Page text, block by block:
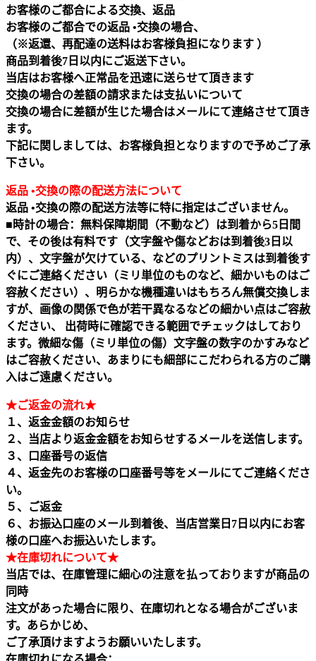
お客様のご都合による交換、返品
お客様のご都合での返品 •交換の場合、
（※返還、再配達の送料はお客様負担になります ）
商品到着後7日以内にご返送下さい。
当店はお客様へ正常品を迅速に送らせて頂きます
交換の場合の差額の請求または支払いについて
交換の場合に差額が生じた場合はメールにて連絡させて頂き
ます。
下記に関しましては、お客様負担となりますので予めご了承
下さい。
返品 •交換の際の配送方法について
返品 •交換の際の配送方法等に特に指定はございません。
■時計の場合：無料保障期間（不動など）は到着から5日間
で、その後は有料です（文字盤や傷などおは到着後3日以
内）、文字盤が欠けている、などのプリントミスは到着後す
ぐにご連絡ください（ミリ単位のものなど、細かいものはご
容赦ください）、明らかな機種違いはもちろん無償交換しま
すが、画像の関係で色が若干異なるなどの細かい点はご容赦
ください、 出荷時に確認できる範囲でチェックはしており
ます。微細な傷（ミリ単位の傷）文字盤の数字のかすみなど
はご容赦ください、あまりにも細部にこだわられる方のご購
入はご遠慮ください。
★ご返金の流れ★
１、返金金額のお知らせ
２、当店より返金金額をお知らせするメールを送信します。
３、口座番号の返信
４、返金先のお客様の口座番号等をメールにてご連絡くださ
い。
５、ご返金
６、お振込口座のメール到着後、当店営業日7日以内にお客
様の口座へお振込いたします。
★在庫切れについて★
当店では、在庫管理に細心の注意を払っておりますが商品の
同時
注文があった場合に限り、在庫切れとなる場合がございま
す。あらかじめ、
ご了承頂けますようお願いいたします。